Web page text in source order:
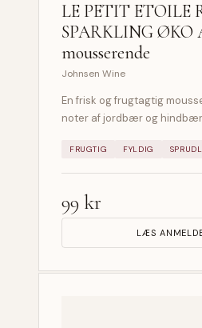
LE PETIT ETOILE
SPARKLING ØKO
mousserende
Johnsen Wine
En frisk og frugtagtig
noter af jordbær og
FRUGTIG FYLDIG
99 kr
LÆS